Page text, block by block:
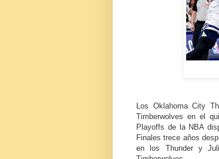
Los Oklahoma City
Timberwolves en el
Playoffs de la NBA
Finales trece años
en los Thunder y